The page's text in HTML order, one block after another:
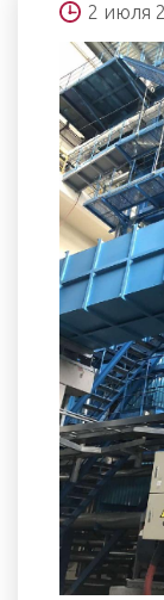
2 июля